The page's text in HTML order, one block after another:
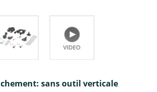
sans outil verticale